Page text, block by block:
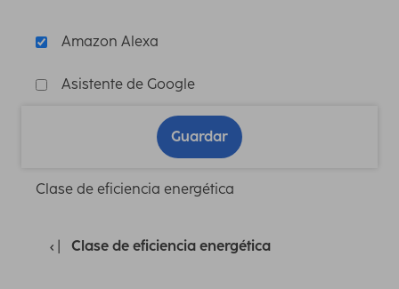
Amazon Alexa
Asistente de Google
Guardar
Clase de eficiencia energética
Clase de eficiencia energética